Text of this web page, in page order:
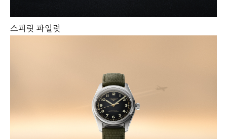
스피릿 파일럿